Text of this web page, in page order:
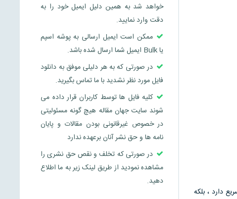
دارد ، بلکه
خواهد شد به همین دلیل ایمیل خود را به
دقت وارد نمایید.
ممکن است ایمیل ارسالی به پوشه اسپم
یا Bulk ایمیل شما ارسال شده باشد.
در صورتی که به هر دلیلی موفق به دانلود
فایل مورد نظر نشدید با ما تماس بگیرید.
کلیه فایل ها توسط کاربران قرار داده می
شوند سایت جهان مقاله هیچ گونه مسئولیتی
در خصوص غیرقانونی بودن مقالات و پایان
نامه ها و حق نشر آنان برعهده ندارد
در صورتی که تخلف و نقص حق نشری را
مشاهده نمودید از طریق لینک زیر به ما اطلاع
دهید.